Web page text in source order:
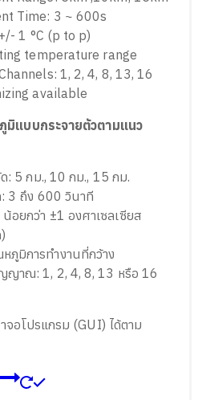
Time: 3 ~ 600s
1 °C (p to p)
temperature range
1, 2, 4, 8, 13, 16
available
มิแบบกระจายตัวตามแนว
ด: 5 กม., 10 กม., 15 กม.
: 3 ถึง 600 วินาที
อยกว่า ±1 องศาเซลเซียส
ภูมิการทำงานที่กว้าง
ญาณ: 1, 2, 4, 8, 13 หรือ 16
อโปรแกรม (GUI) ได้ตาม